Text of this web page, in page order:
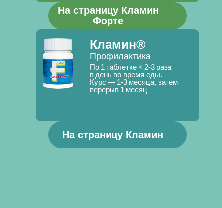
На страницу Кламин
Форте
Кламин®
Профилактика
По 1 таблетке × 2‑3 раза
в день во время еды.
Курс — 1‑3 месяца, затем
перерыв 1 месяц
На страницу Кламин